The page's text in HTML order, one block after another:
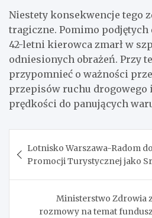
Niestety konsekwencje tego
tragiczne. Pomimo podjętych
42-letni kierowca zmarł w
odniesionych obrażeń. Przy
przypomnieć o ważności
przepisów ruchu drogowego
prędkości do panujących
wpisu
Lotnisko Warszawa-Radom
Promocji Turystycznej jako
Ministerstwo Zdrowia
rozmowy na temat